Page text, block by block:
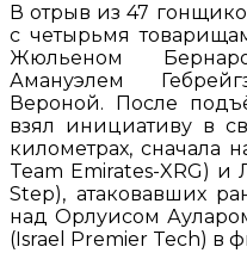
В отрыв из 47
с четырьмя
Жюльеном
Амануэлем
Вероной. После
взял инициативу в
километрах, сначала
Team Emirates-XRG)
Step), атаковавших
над Орлуисом
(Israel Premier Tech) в